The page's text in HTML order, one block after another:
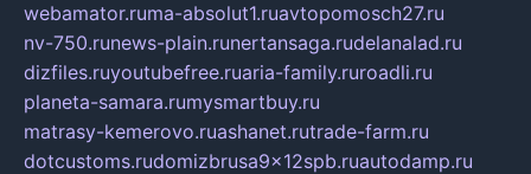
webamator.ruma-absolut1.ruavtopomosch27.ru
nv-750.runews-plain.runertansaga.rudelanalad.ru
dizfiles.ruyoutubefree.ruaria-family.ruroadli.ru
planeta-samara.rumysmartbuy.ru
matrasy-kemerovo.ruashanet.rutrade-farm.ru
dotcustoms.rudomizbrusa9x12spb.ruautodamp.ru